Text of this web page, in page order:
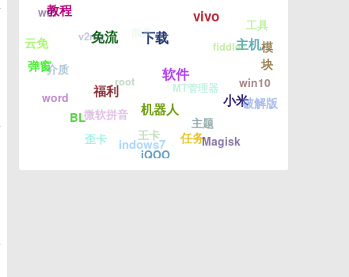
下载
免流
福利
机器人
软件
vivo
教程
弹窗
BL
indows7
任务
小米
主机
云免
word
歪卡
iQOO
Magisk
破解版
模
块
win
介质
微软拼音
王卡
主题
win10
工具
v2ray
root MT管理器
fiddler
面具